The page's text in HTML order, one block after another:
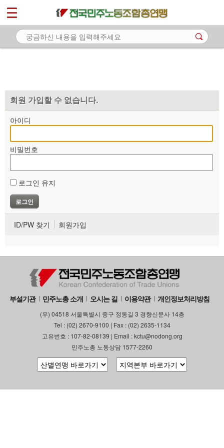
회원 가입할 수 없습니다.
아이디
비밀번호
로그인 유지
ID/PW 찾기 회원가입
부설기관 민주노총 소개 오시는 길 이용약관 개인정보처리방침
(우) 04518 서울특별시 중구 정동길 3 경향신문사 14층
Tel : (02) 2670-9100 | Fax : (02) 2635-1134
고유번호 : 107-82-08139 | Email : kctu@nodong.org
민주노총 노동상담 1577-2260
마이페이지
소개
자료
부설기관